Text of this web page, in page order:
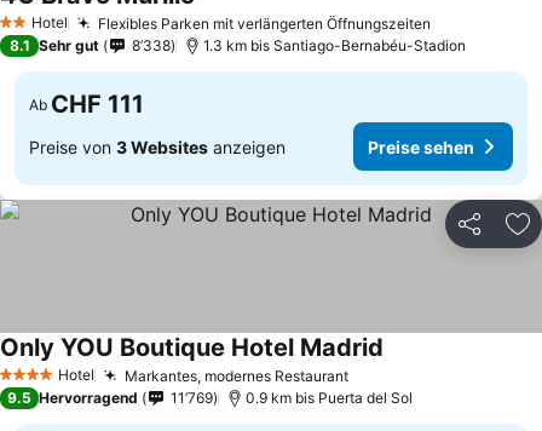
2 Sterne
Hotel Flexibles Parken mit verlängerten Öffnungszeiten
8.1 Sehr gut 8’338 1.3 km bis Santiago-Bernabéu-Stadion
Ab CHF 111
Preise von 3 Websites anzeigen Preise sehen
Teilen
4 Sterne Hotel Markantes, modernes RestaurantPreise sehen
Only YOU Boutique Hotel Madrid
9.5 Hervorragend 11’769 0.9 km bis Puerta del Sol